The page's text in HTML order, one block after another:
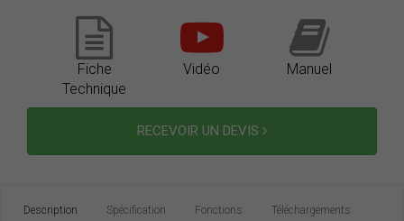
Fiche
Technique
Vidéo Manuel
RECEVOIR UN DEVIS
Description Spécification Fonctions Téléchargements